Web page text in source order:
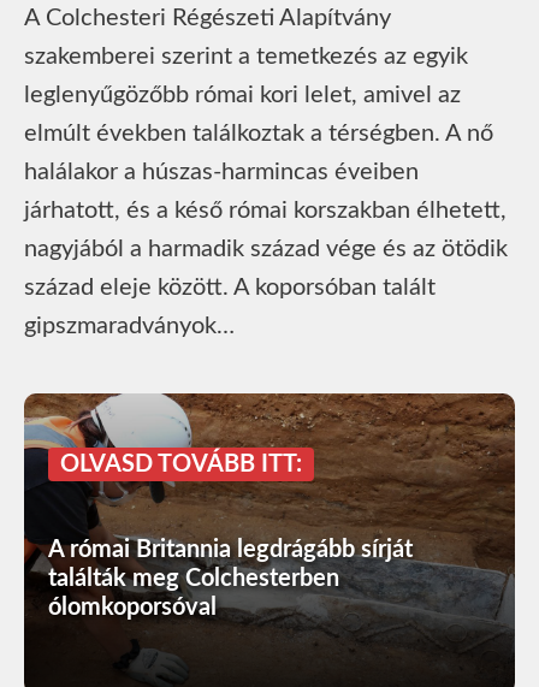
A Colchesteri Régészeti Alapítvány
szakemberei szerint a temetkezés az egyik
leglenyűgözőbb római kori lelet, amivel az
elmúlt években találkoztak a térségben. A nő
halálakor a húszas-harmincas éveiben
járhatott, és a késő római korszakban élhetett,
nagyjából a harmadik század vége és az ötödik
század eleje között. A koporsóban talált
gipszmaradványok…
OLVASD TOVÁBB ITT:
A római Britannia legdrágább sírját
találták meg Colchesterben
ólomkoporsóval